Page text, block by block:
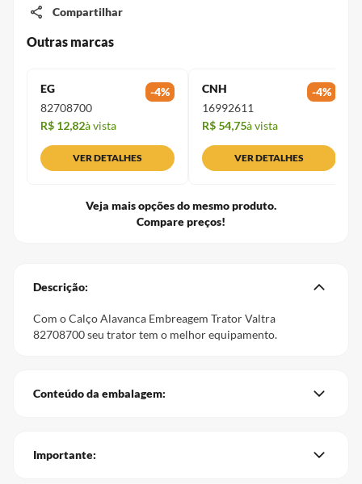
Compartilhar
Outras marcas
EG -4%
82708700
R$ 12,82à vista
VER DETALHES
CNH -4%
16992611
R$ 54,75à vista
VER DETALHES
Veja mais opções do mesmo produto.
Compare preços!
Descrição:
Com o Calço Alavanca Embreagem Trator Valtra
82708700 seu trator tem o melhor equipamento.
Conteúdo da embalagem:
Importante: